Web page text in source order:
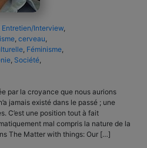
Entretien/Interview,
, cerveau,
, Féminisme,
, Société,
par la croyance que nous aurions
jamais existé dans le passé ; une
C’est une position tout à fait
mal compris la nature de la
The Matter with things: Our […]